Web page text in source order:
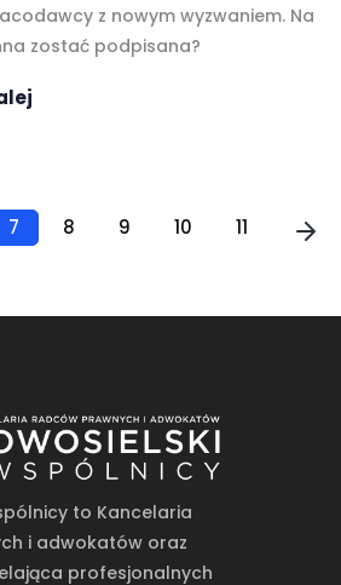
z nowym wyzwaniem. Na
zostać podpisana?
7 8 9 10 11
to Kancelaria
i adwokatów oraz
profesjonalnych